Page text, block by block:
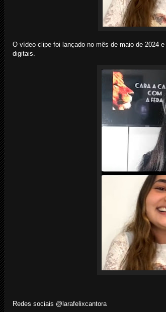
O vídeo clipe foi lançado no mês de maio de 2024
digitais.
Redes sociais @larafelixcantora